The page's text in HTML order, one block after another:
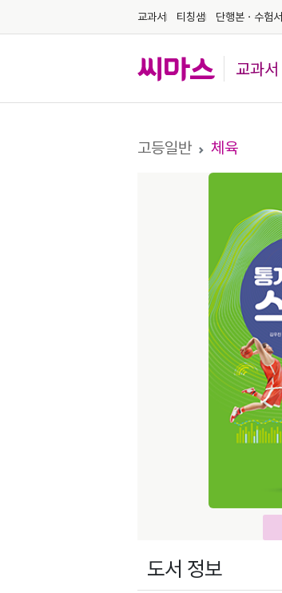
교과서 티칭샘 단행본ㆍ수험서
교과서
고등일반 체육
도서 정보